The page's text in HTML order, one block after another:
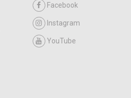
Facebook
Instagram
YouTube